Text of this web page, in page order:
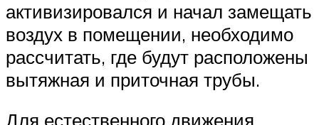
активизировался и начал замещать
воздух в помещении, необходимо
рассчитать, где будут расположены
вытяжная и приточная трубы.
Для естественного движения